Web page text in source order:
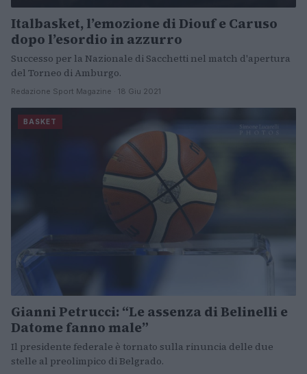
Italbasket, l’emozione di Diouf e Caruso
dopo l’esordio in azzurro
Successo per la Nazionale di Sacchetti nel match d'apertura
del Torneo di Amburgo.
Redazione Sport Magazine · 18 Giu 2021
BASKET
Gianni Petrucci: “Le assenza di Belinelli e
Datome fanno male”
Il presidente federale è tornato sulla rinuncia delle due
stelle al preolimpico di Belgrado.